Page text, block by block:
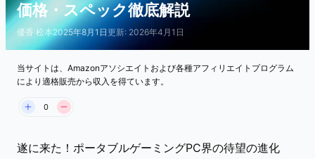
価格・スペック徹底解説
優香 松本2025年8月1日更新: 2026年4月1日
当サイトは、Amazonアソシエイトおよび各種アフィリエイトプログラム
により適格販売から収入を得ています。
0
遂に来た！ポータブルゲーミングPC界の待望の進化